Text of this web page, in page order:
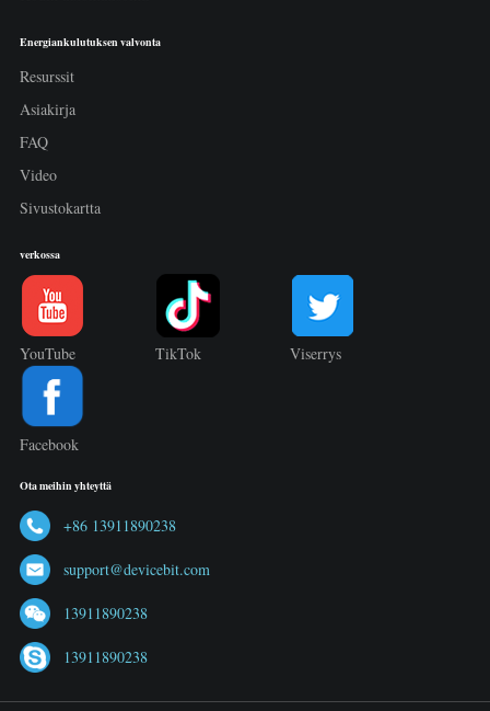
Energiankulutuksen valvonta
Resurssit
Asiakirja
FAQ
Video
Sivustokartta
verkossa
YouTube TikTok Viserrys
Facebook
Ota meihin yhteyttä
+86 13911890238
support@devicebit.com
13911890238
13911890238